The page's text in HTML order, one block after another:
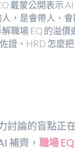
戴蒙公開表示
，是會帶人、
職場 EQ 的溢價
證、HRD 怎麼
討論的盲點正
補齊， 職場